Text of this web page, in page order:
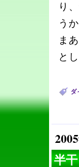
り
う
ま
と
ダ
半